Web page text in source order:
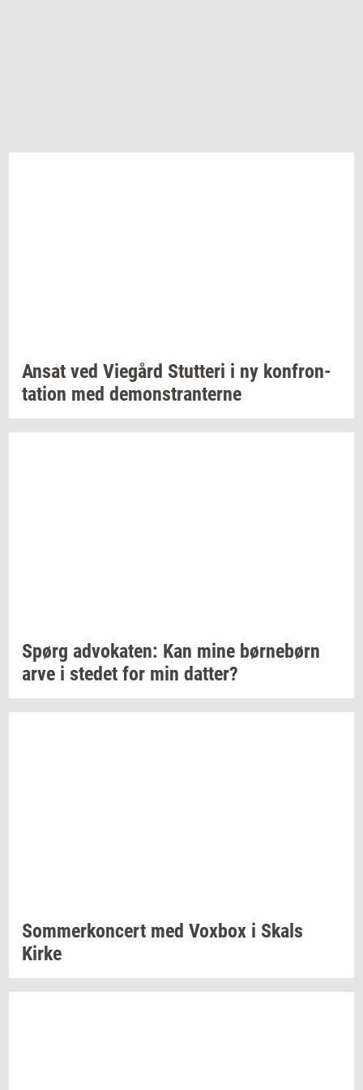
Ansat ved Vie­gård Stut­te­ri i ny kon­fron­
ta­tion med de­mon­stran­ter­ne
Spørg ad­vo­ka­ten: Kan mine bør­ne­børn
arve i ste­det for min dat­ter?
Som­mer­kon­cert med Vox­box i Skals
Kirke